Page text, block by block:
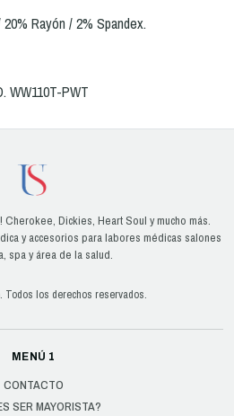
Rayón / 2% Spandex.
WW110T-PWT
Cherokee, Dickies, Heart Soul y mucho más.
y accesorios para labores médicas salones
spa y área de la salud.
Todos los derechos reservados.
MENÚ 1
CONTACTO
SER MAYORISTA?